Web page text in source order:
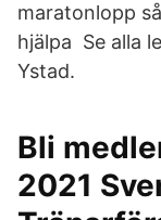
maratonlopp
hjälpa Se alla
Ystad.
Bli
2021